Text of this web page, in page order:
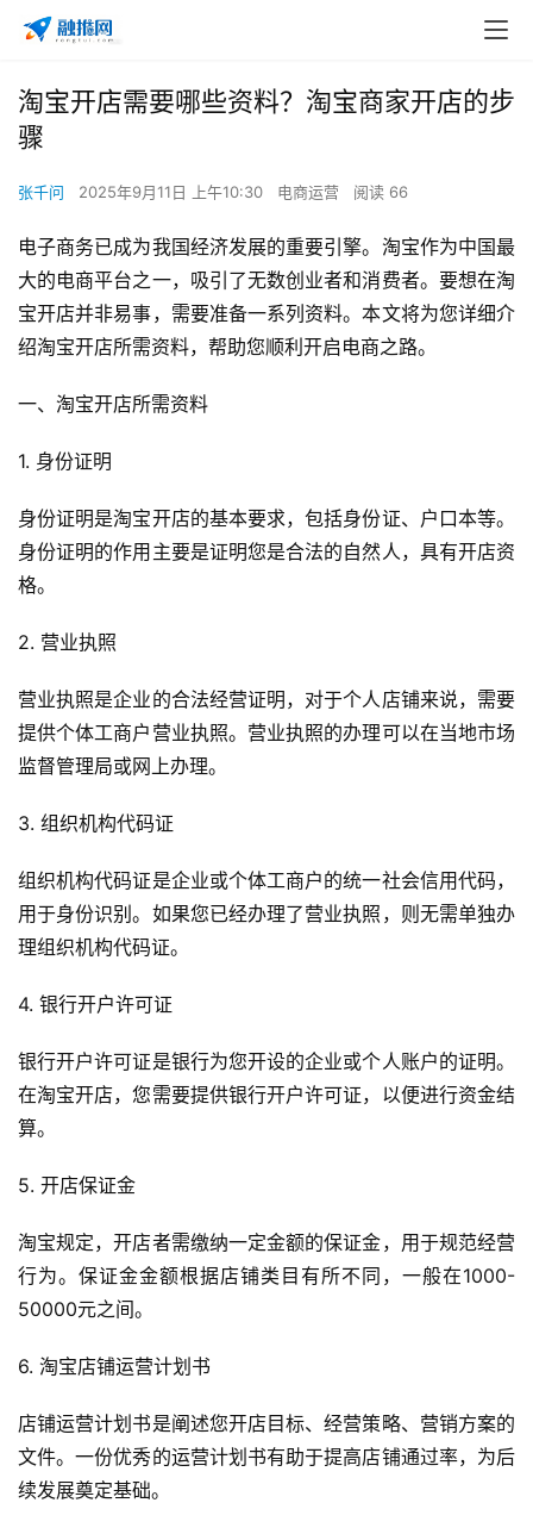
淘宝开店需要哪些资料？淘宝商家开店的步
骤
张千问 2025年9月11日 上午10:30 电商运营 阅读 66
电子商务已成为我国经济发展的重要引擎。淘宝作为中国最
大的电商平台之一，吸引了无数创业者和消费者。要想在淘
宝开店并非易事，需要准备一系列资料。本文将为您详细介
绍淘宝开店所需资料，帮助您顺利开启电商之路。
一、淘宝开店所需资料
1. 身份证明
身份证明是淘宝开店的基本要求，包括身份证、户口本等。
身份证明的作用主要是证明您是合法的自然人，具有开店资
格。
2. 营业执照
营业执照是企业的合法经营证明，对于个人店铺来说，需要
提供个体工商户营业执照。营业执照的办理可以在当地市场
监督管理局或网上办理。
3. 组织机构代码证
组织机构代码证是企业或个体工商户的统一社会信用代码，
用于身份识别。如果您已经办理了营业执照，则无需单独办
理组织机构代码证。
4. 银行开户许可证
银行开户许可证是银行为您开设的企业或个人账户的证明。
在淘宝开店，您需要提供银行开户许可证，以便进行资金结
算。
5. 开店保证金
淘宝规定，开店者需缴纳一定金额的保证金，用于规范经营
行为。保证金金额根据店铺类目有所不同，一般在1000-
50000元之间。
6. 淘宝店铺运营计划书
店铺运营计划书是阐述您开店目标、经营策略、营销方案的
文件。一份优秀的运营计划书有助于提高店铺通过率，为后
续发展奠定基础。